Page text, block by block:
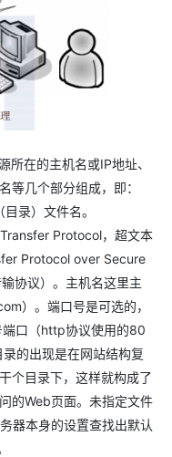
在的主机名或IP地址、
等几个部分组成，即：
录）文件名。
Protocol，超文本
Protocol over Secure
协议）。主机名这里主
）。端口号是可选的，
口（http协议使用的80
的出现是在网站结构复
个目录下，这样就构成了
的Web页面。未指定文件
器本身的设置查找出默认